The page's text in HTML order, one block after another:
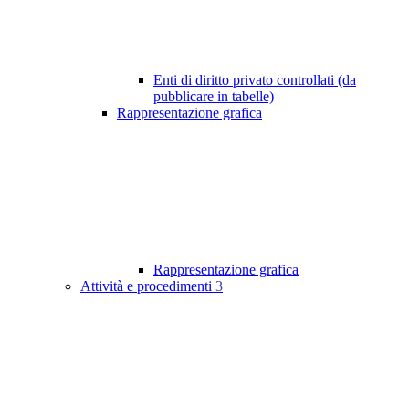
Enti di diritto privato controllati (da
pubblicare in tabelle)
Rappresentazione grafica
Rappresentazione grafica
Attività e procedimenti 3